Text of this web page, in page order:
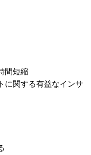
間短縮
に関する有益なインサ